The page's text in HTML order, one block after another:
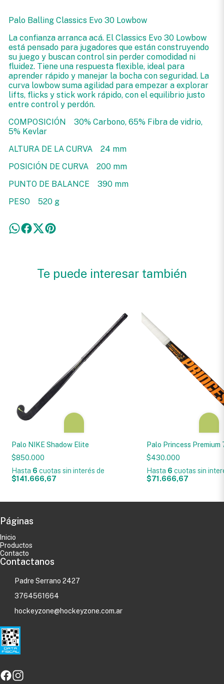
Palo Balling Classics Evo 30 Lowbow
La confianza arranca acá. El Classics Evo 30 Lowbow
está pensado para jugadores que están construyendo
su juego y buscan control sin perder comodidad ni
fluidez. Tiene una respuesta flexible, ideal para
aprender rápido y manejar la bocha con seguridad. La
curva lowbow suma agilidad para empezar a explorar
lifts, flicks y stick work rápido, con el equilibrio justo
entre control y perdón.
COMPOSICIÓN 30% Carbono, 65% Fibra de vidrio,
5% Kevlar
ALTURA DE LA CURVA 24 mm
POSICIÓN DE CURVA 200 mm
PUNTO DE BALANCE 390 mm
PESO 520 g
Te puede interesar también
Palo NIKE Shadow Elite
$850.000
Hasta 6 cuotas sin interés de
$141.666,67
Palo Princess Premium
$430.000
Hasta 6 cuotas sin
$71.666,67
Páginas
Inicio
Productos
Contacto
Contactanos
Padre Serrano 2427
3764561664
hockeyzone@hockeyzone.com.ar